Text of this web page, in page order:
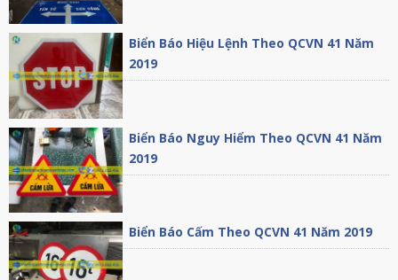
Biển Báo Hiệu Lệnh Theo QCVN 41 Năm
2019
Biển Báo Nguy Hiểm Theo QCVN 41 Năm
2019
Biển Báo Cấm Theo QCVN 41 Năm 2019